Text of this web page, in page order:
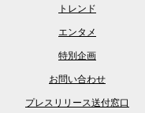
トレンド
エンタメ
特別企画
お問い合わせ
プレスリリース送付窓口